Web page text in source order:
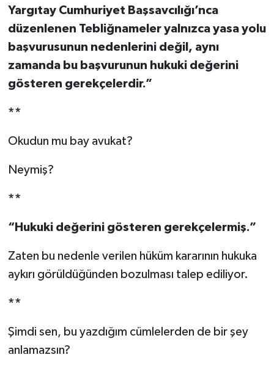
Yargıtay Cumhuriyet Başsavcılığı’nca
düzenlenen Tebliğnameler yalnızca yasa yolu
başvurusunun nedenlerini değil, aynı
zamanda bu başvurunun hukuki değerini
gösteren gerekçelerdir.”
**
Okudun mu bay avukat?
Neymiş?
**
“Hukuki değerini gösteren gerekçelermiş.”
Zaten bu nedenle verilen hüküm kararının hukuka
aykırı görüldüğünden bozulması talep ediliyor.
**
Şimdi sen, bu yazdığım cümlelerden de bir şey
anlamazsın?